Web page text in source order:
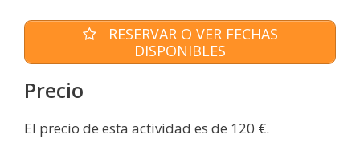
RESERVAR O VER FECHAS
DISPONIBLES
Precio
El precio de esta actividad es de 120 €.